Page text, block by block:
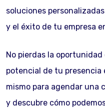
soluciones
y el éxito de tu empresa
No pierdas la
potencial de tu presencia
mismo para agendar una
y descubre cómo